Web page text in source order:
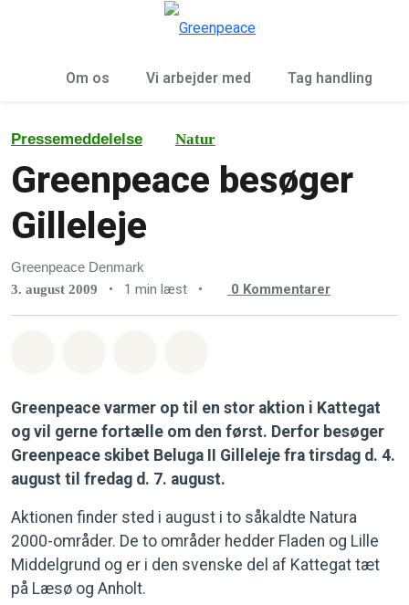
Om os Vi arbejder med Tag handling
Pressemeddelelse Natur
Greenpeace besøger
Gilleleje
Greenpeace Denmark
3. august 2009 • 1 min læst • 0 Kommentarer
Greenpeace varmer op til en stor aktion i Kattegat
og vil gerne fortælle om den først. Derfor besøger
Greenpeace skibet Beluga II Gilleleje fra tirsdag d. 4.
august til fredag d. 7. august.
Aktionen finder sted i august i to såkaldte Natura
2000-områder. De to områder hedder Fladen og Lille
Middelgrund og er i den svenske del af Kattegat tæt
på Læsø og Anholt.